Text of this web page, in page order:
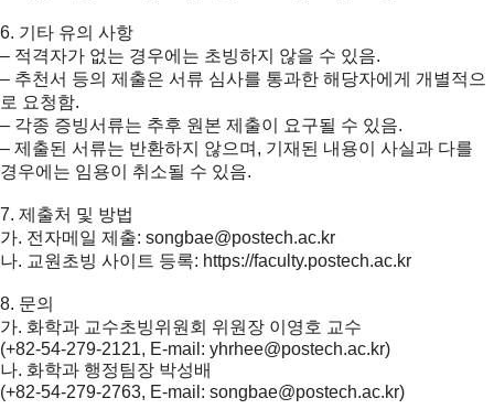
6. 기타 유의 사항
– 적격자가 없는 경우에는 초빙하지 않을 수 있음.
– 추천서 등의 제출은 서류 심사를 통과한 해당자에게 개별적으
로 요청함.
– 각종 증빙서류는 추후 원본 제출이 요구될 수 있음.
– 제출된 서류는 반환하지 않으며, 기재된 내용이 사실과 다를
경우에는 임용이 취소될 수 있음.
7. 제출처 및 방법
가. 전자메일 제출: songbae@postech.ac.kr
나. 교원초빙 사이트 등록: https://faculty.postech.ac.kr
8. 문의
가. 화학과 교수초빙위원회 위원장 이영호 교수
(+82-54-279-2121, E-mail: yhrhee@postech.ac.kr)
나. 화학과 행정팀장 박성배
(+82-54-279-2763, E-mail: songbae@postech.ac.kr)